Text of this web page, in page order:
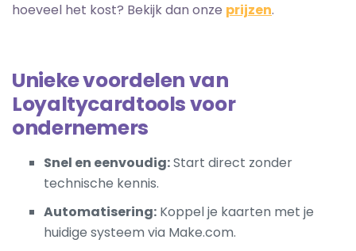
hoeveel het kost? Bekijk dan onze prijzen.
Unieke voordelen van
Loyaltycardtools voor
ondernemers
Snel en eenvoudig:Start direct zonder
technische kennis.
Automatisering: Koppel je kaarten met je
huidige systeem via Make.com.